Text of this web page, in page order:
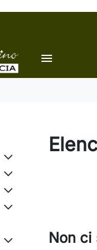
menu
Non ci